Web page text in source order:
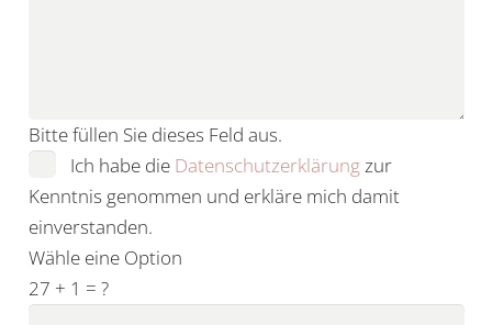
Bitte füllen Sie dieses Feld aus.
Ich habe die Datenschutzerklärungzur
Kenntnis genommen und erkläre mich damit
einverstanden.
Wähle eine Option
27 + 1 = ?